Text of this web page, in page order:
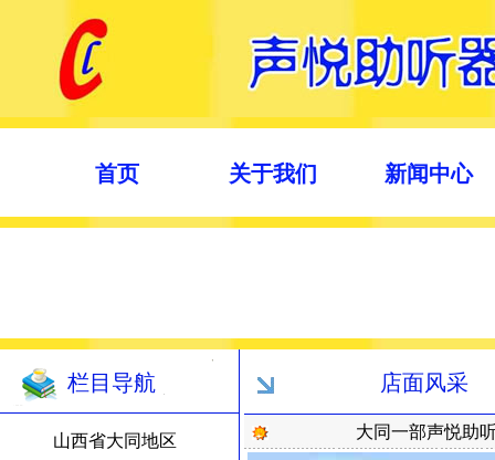
首页 关于我们 新闻中心
栏目导航
山西省大同地区
店面风采
大同一部声悦助